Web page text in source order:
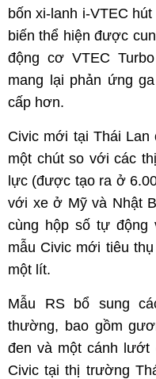
bốn xi-lanh i-VTEC
biến thể hiện được
động cơ VTEC
mang lại phản ứng
cấp hơn.
Civic mới tại Thái
một chút so với các
lực (được tạo ra ở
với xe ở Mỹ và Nhật
cùng hộp số tự động
mẫu Civic mới tiêu
một lít.
Mẫu RS bổ sung
thường, bao gồm
đen và một cánh lướt
Civic tại thị trường